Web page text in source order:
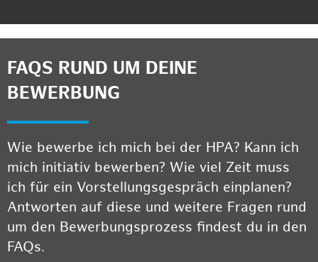
FAQS RUND UM DEINE
BEWERBUNG
Wie bewerbe ich mich bei der HPA? Kann ich
mich initiativ bewerben? Wie viel Zeit muss
ich für ein Vorstellungsgespräch einplanen?
Antworten auf diese und weitere Fragen rund
um den Bewerbungsprozess findest du in den
FAQs.